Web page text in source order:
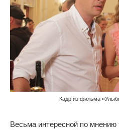
Кадр из фильма
Весьма интересной по мнению